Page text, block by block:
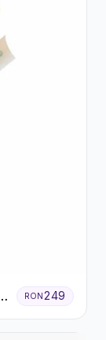
RON249